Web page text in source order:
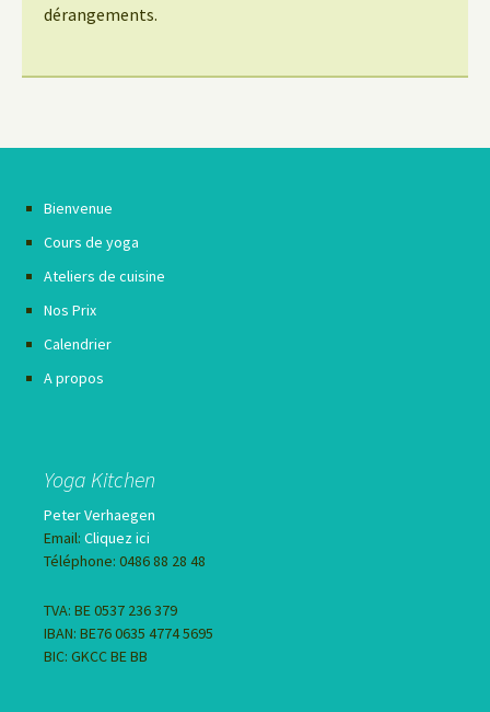
dérangements.
Bienvenue
Cours de yoga
Ateliers de cuisine
Nos Prix
Calendrier
A propos
Yoga Kitchen
Peter Verhaegen
Email: Cliquez ici
Téléphone: 0486 88 28 48
TVA: BE 0537 236 379
IBAN: BE76 0635 4774 5695
BIC: GKCC BE BB